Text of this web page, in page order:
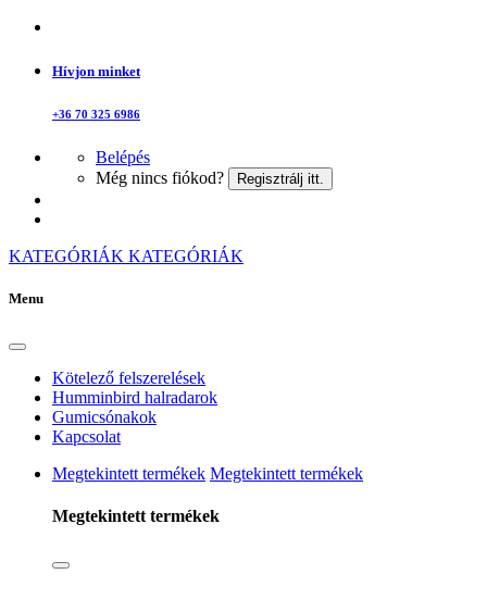
Hívjon minket
+36 70 325 6986
Belépés
Még nincs fiókod?
Regisztrálj itt.
KATEGÓRIÁK KATEGÓRIÁK
Menu
Kötelező felszerelések
Humminbird halradarok
Gumicsónakok
Kapcsolat
Megtekintett termékek Megtekintett termékek
Megtekintett termékek